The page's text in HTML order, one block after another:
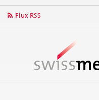
Flux RSS